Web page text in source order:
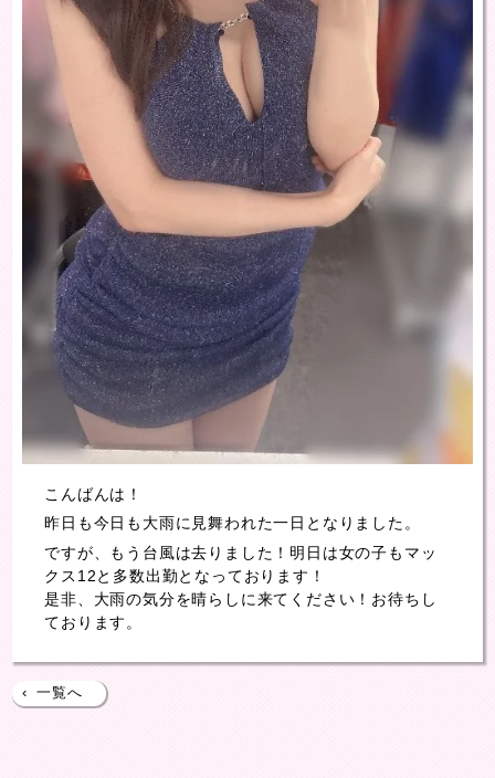
こんばんは！
昨日も今日も大雨に見舞われた一日となりました。
ですが、もう台風は去りました！明日は女の子もマッ
クス12と多数出勤となっております！
是非、大雨の気分を晴らしに来てください！お待ちし
ております。
‹ 一覧へ